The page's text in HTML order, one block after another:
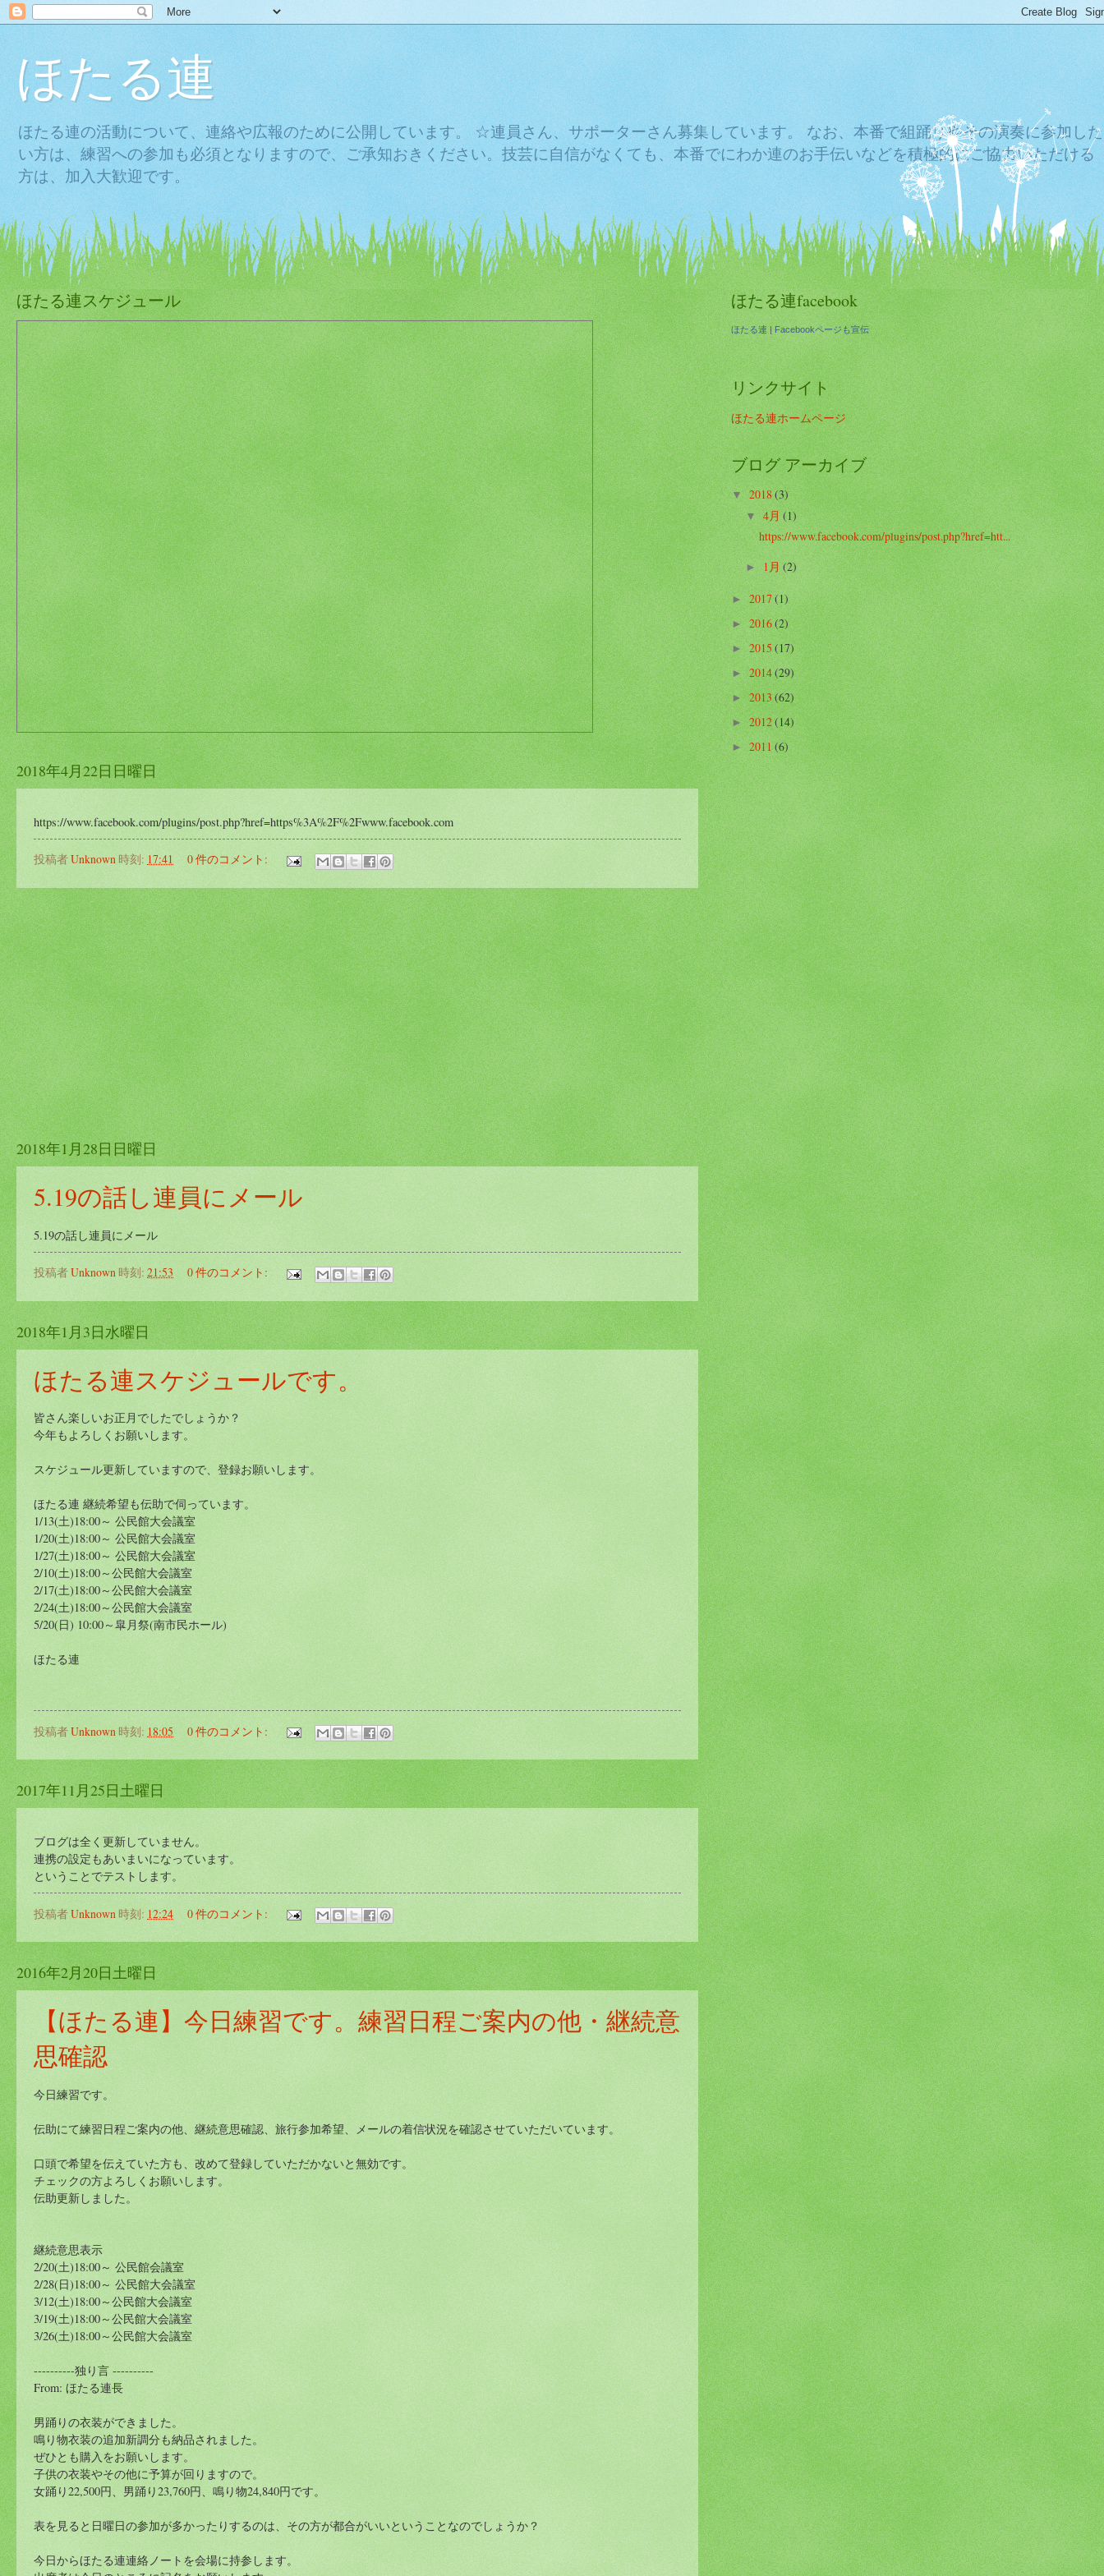
ほたる連
ほたる連の活動について、連絡や広報のために公開しています。 ☆連員さん、サポーターさん募集しています。 なお、本番で組踊りやその演奏に参加した
い方は、練習への参加も必須となりますので、ご承知おきください。技芸に自信がなくても、本番でにわか連のお手伝いなどを積極的にご協力いただける
方は、加入大歓迎です。
ほたる連スケジュール
2018年4月22日日曜日
https://www.facebook.com/plugins/post.php?href=https%3A%2F%2Fwww.facebook.com
投稿者Unknown時刻: 17:41 0 件のコメント:
2018年1月28日日曜日
5.19の話し連員にメール
5.19の話し連員にメール
投稿者Unknown時刻: 21:53 0 件のコメント:
2018年1月3日水曜日
ほたる連スケジュールです。
皆さん楽しいお正月でしたでしょうか？
今年もよろしくお願いします。
スケジュール更新していますので、登録お願いします。
ほたる連 継続希望も伝助で伺っています。
1/13(土)18:00～ 公民館大会議室
1/20(土)18:00～ 公民館大会議室
1/27(土)18:00～ 公民館大会議室
2/10(土)18:00～公民館大会議室
2/17(土)18:00～公民館大会議室
2/24(土)18:00～公民館大会議室
5/20(日) 10:00～皐月祭(南市民ホール)
ほたる連
投稿者Unknown時刻: 18:05 0 件のコメント:
2017年11月25日土曜日
ブログは全く更新していません。
連携の設定もあいまいになっています。
ということでテストします。
投稿者Unknown 時刻: 12:24 0 件のコメント:
2016年2月20日土曜日
【ほたる連】今日練習です。練習日程ご案内の他・継続意
思確認
今日練習です。
伝助にて練習日程ご案内の他、継続意思確認、旅行参加希望、メールの着信状況を確認させていただいています。
口頭で希望を伝えていた方も、改めて登録していただかないと無効です。
チェックの方よろしくお願いします。
伝助更新しました。
継続意思表示
2/20(土)18:00～ 公民館会議室
2/28(日)18:00～ 公民館大会議室
3/12(土)18:00～公民館大会議室
3/19(土)18:00～公民館大会議室
3/26(土)18:00～公民館大会議室
----------独り言 ----------
From: ほたる連長
男踊りの衣装ができました。
鳴り物衣装の追加新調分も納品されました。
ぜひとも購入をお願いします。
子供の衣装やその他に予算が回りますので。
女踊り22,500円、男踊り23,760円、鳴り物24,840円です。
表を見ると日曜日の参加が多かったりするのは、その方が都合がいいということなのでしょうか？
今日からほたる連連絡ノートを会場に持参します。
ほたる連facebook
ほたる連|Facebookページも宣伝
リンクサイト
ほたる連ホームページ
ブログ アーカイブ
▼2018(3)
▼4月(1)
https://www.facebook.com/plugins/post.php?href=htt...
►1月(2)
►2017(1)
►2016(2)
►2015(17)
►2014(29)
►2013(62)
►2012(14)
►2011(6)